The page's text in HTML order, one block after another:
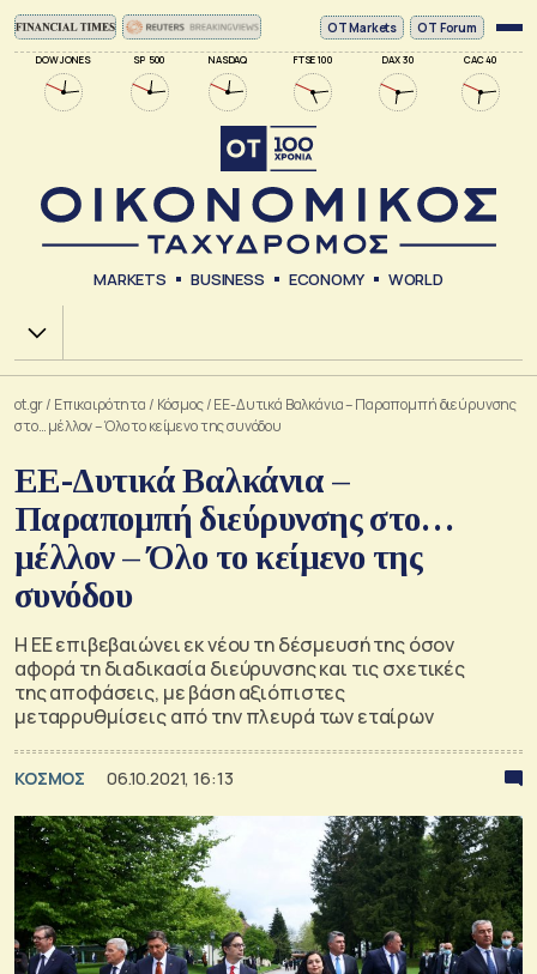
DOW JONES SP 500 NASDAQ FTSE 100 DAX 30 CAC 40
ΟΤ Markets OT Forum
MARKETS BUSINESS ECONOMY WORLD
Χ.Α.
ot.gr/ Επικαιρότητα / Κόσμος/ΕΕ-Δυτικά Βαλκάνια – Παραπομπή διεύρυνσης
στο… μέλλον – Όλο το κείμενο της συνόδου
ΕΕ-Δυτικά Βαλκάνια –
Παραπομπή διεύρυνσης στο…
μέλλον – Όλο το κείμενο της
συνόδου
Η ΕΕ επιβεβαιώνει εκ νέου τη δέσμευσή της όσον
αφορά τη διαδικασία διεύρυνσης και τις σχετικές
της αποφάσεις, με βάση αξιόπιστες
μεταρρυθμίσεις από την πλευρά των εταίρων
ΚΟΣΜΟΣ 06.10.2021, 16:13